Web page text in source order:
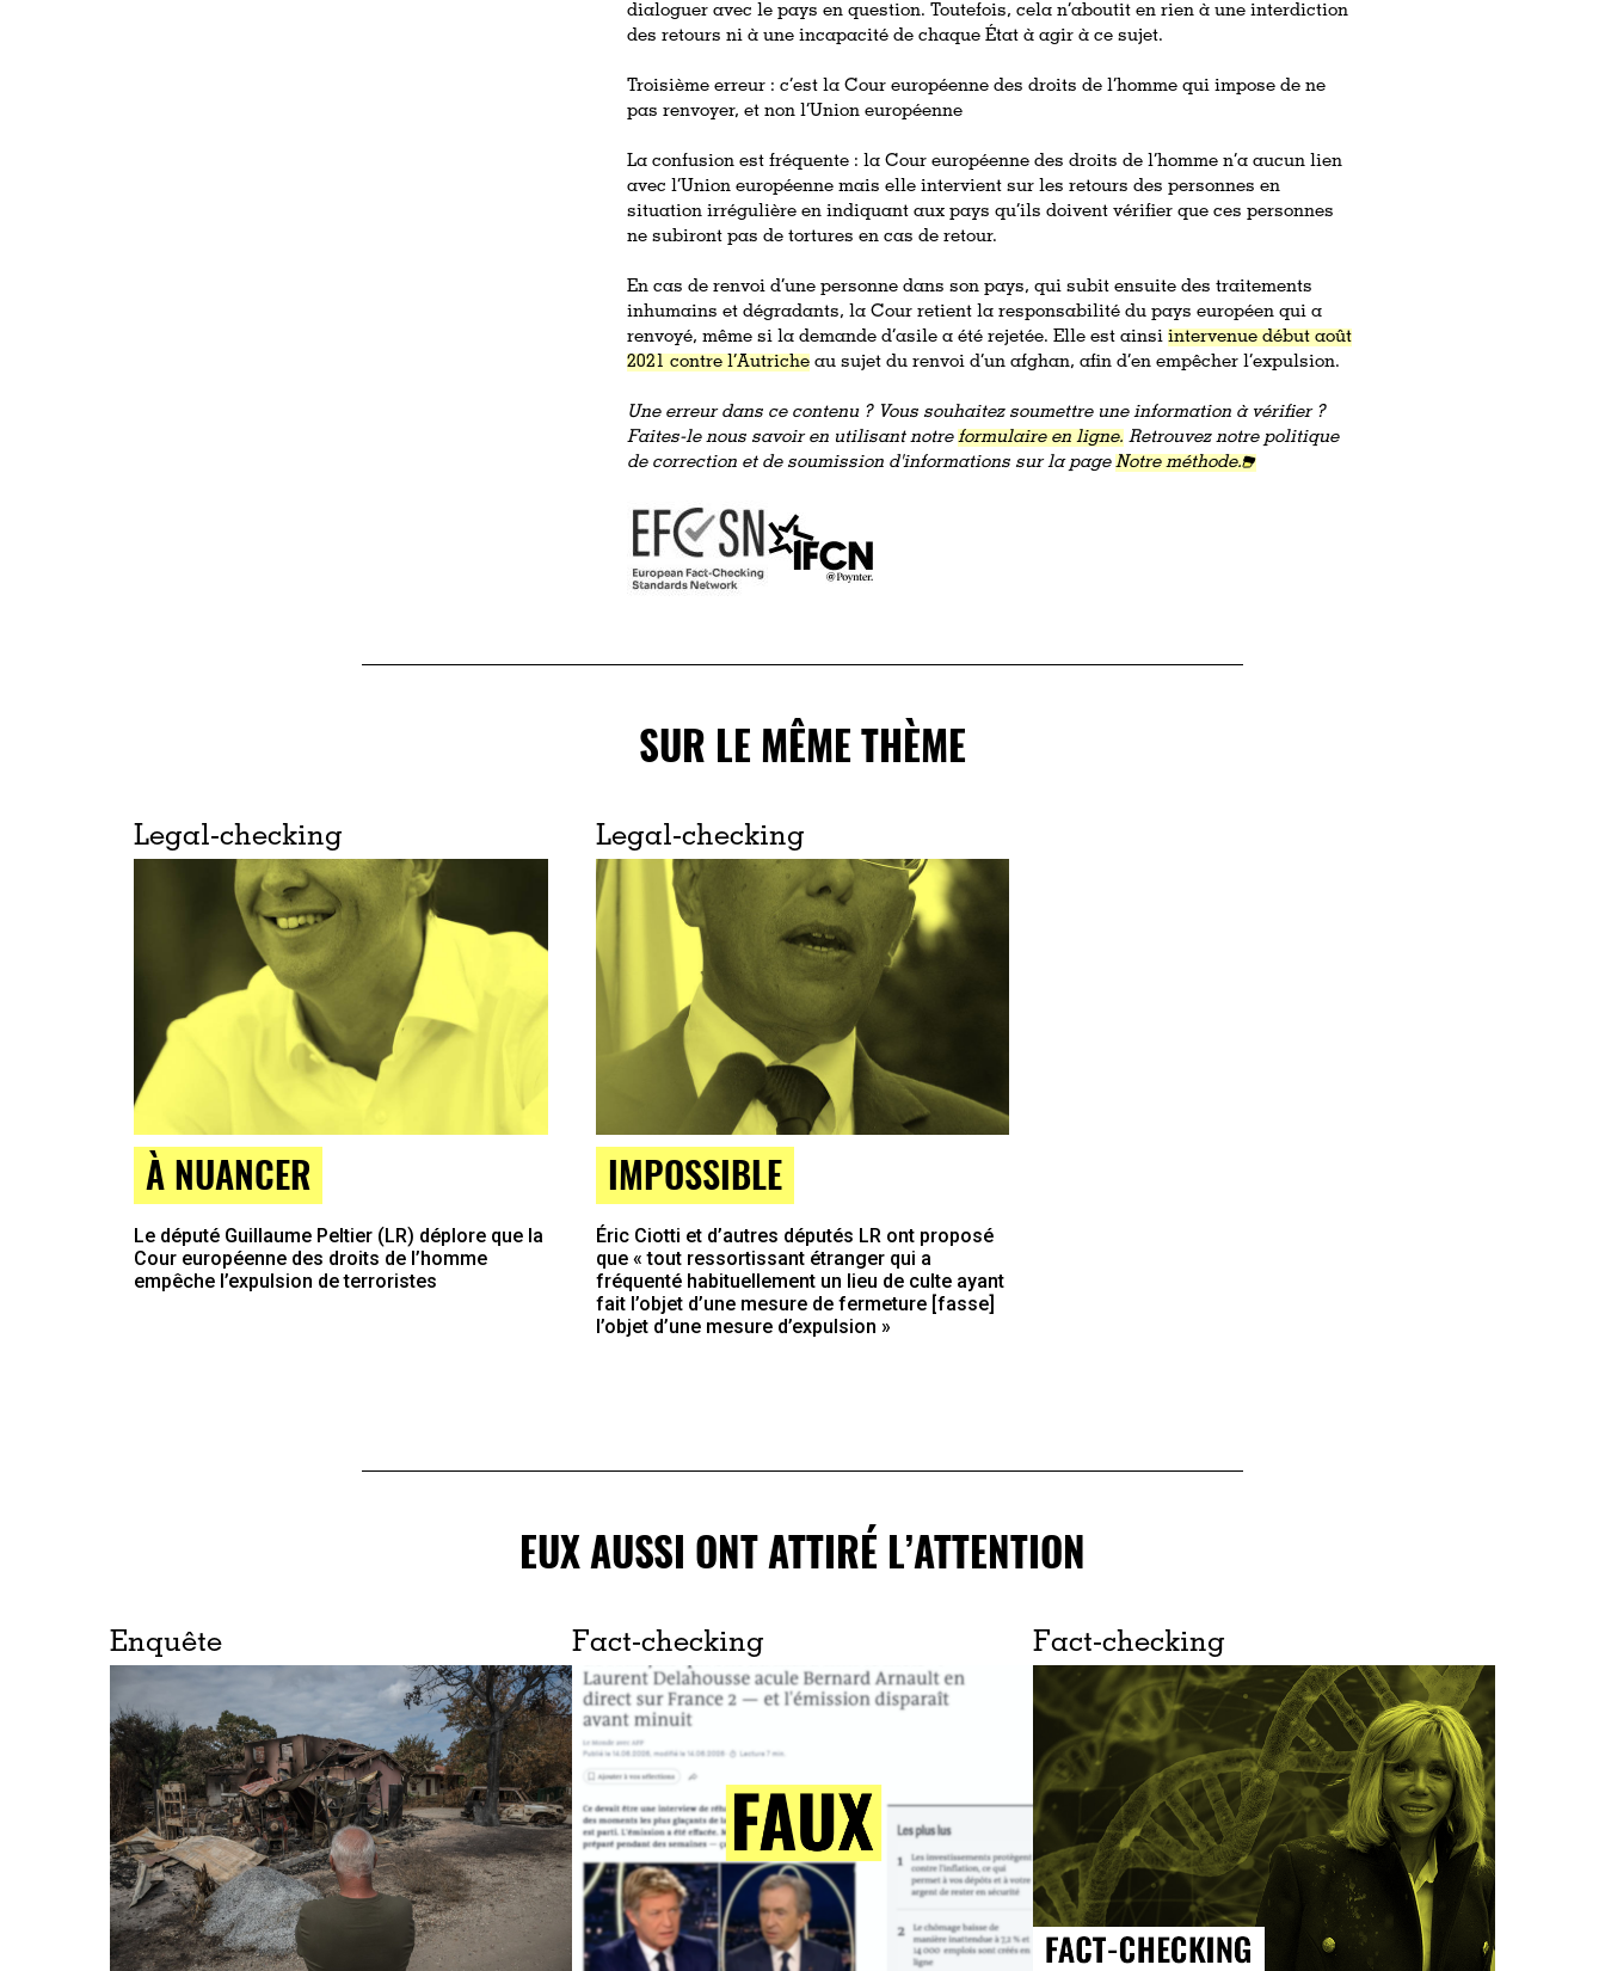
dialoguer avec le pays en question. Toutefois, cela n’aboutit en rien à une interdiction
des retours ni à une incapacité de chaque État à agir à ce sujet.
Troisième erreur : c’est la Cour européenne des droits de l’homme qui impose de ne
pas renvoyer, et non l’Union européenne
La confusion est fréquente : la Cour européenne des droits de l’homme n’a aucun lien
avec l’Union européenne mais elle intervient sur les retours des personnes en
situation irrégulière en indiquant aux pays qu’ils doivent vérifier que ces personnes
ne subiront pas de tortures en cas de retour.
En cas de renvoi d’une personne dans son pays, qui subit ensuite des traitements
inhumains et dégradants, la Cour retient la responsabilité du pays européen qui a
renvoyé, même si la demande d’asile a été rejetée. Elle est ainsiintervenue début août
2021 contre l’Autriche au sujet du renvoi d’un afghan, afin d’en empêcher l’expulsion.
Une erreur dans ce contenu ? Vous souhaitez soumettre une information à vérifier ?
Faites-le nous savoir en utilisant notreformulaire en ligne. Retrouvez notre politique
de correction et de soumission d'informations sur la pageNotre méthode.
SUR LE MÊME THÈME
Legal-checking
À NUANCER
Le député Guillaume Peltier (LR) déplore que la
Cour européenne des droits de l’homme
empêche l’expulsion de terroristes
Legal-checking
IMPOSSIBLE
Éric Ciotti et d’autres députés LR ont proposé
que « tout ressortissant étranger qui a
fréquenté habituellement un lieu de culte ayant
fait l’objet d’une mesure de fermeture [fasse]
l’objet d’une mesure d’expulsion »
EUX AUSSI ONT ATTIRÉ L’ATTENTION
Enquête Fact-checking Fact-checking